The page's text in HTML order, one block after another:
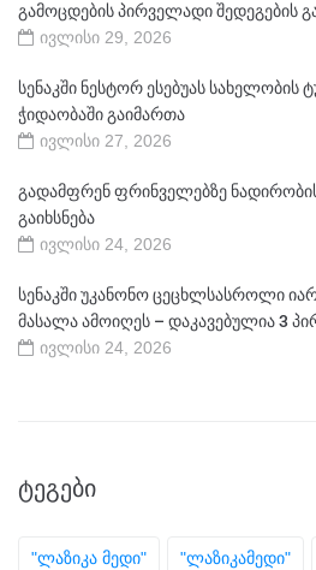
გამოცდების პირველადი შედეგების
ივლისი 29, 2026
სენაკში ნესტორ ესებუას
ჭიდაობაში გაიმართა
ივლისი 27, 2026
გადამფრენ ფრინველებზე
გაიხსნება
ივლისი 24, 2026
სენაკში უკანონო ცეცხლსასროლი
მასალა ამოიღეს – დაკავებულია 3
ივლისი 24, 2026
ᲢᲔᲒᲔᲑᲘ
"ლაზიკა მედი" "ლაზიკამედი"